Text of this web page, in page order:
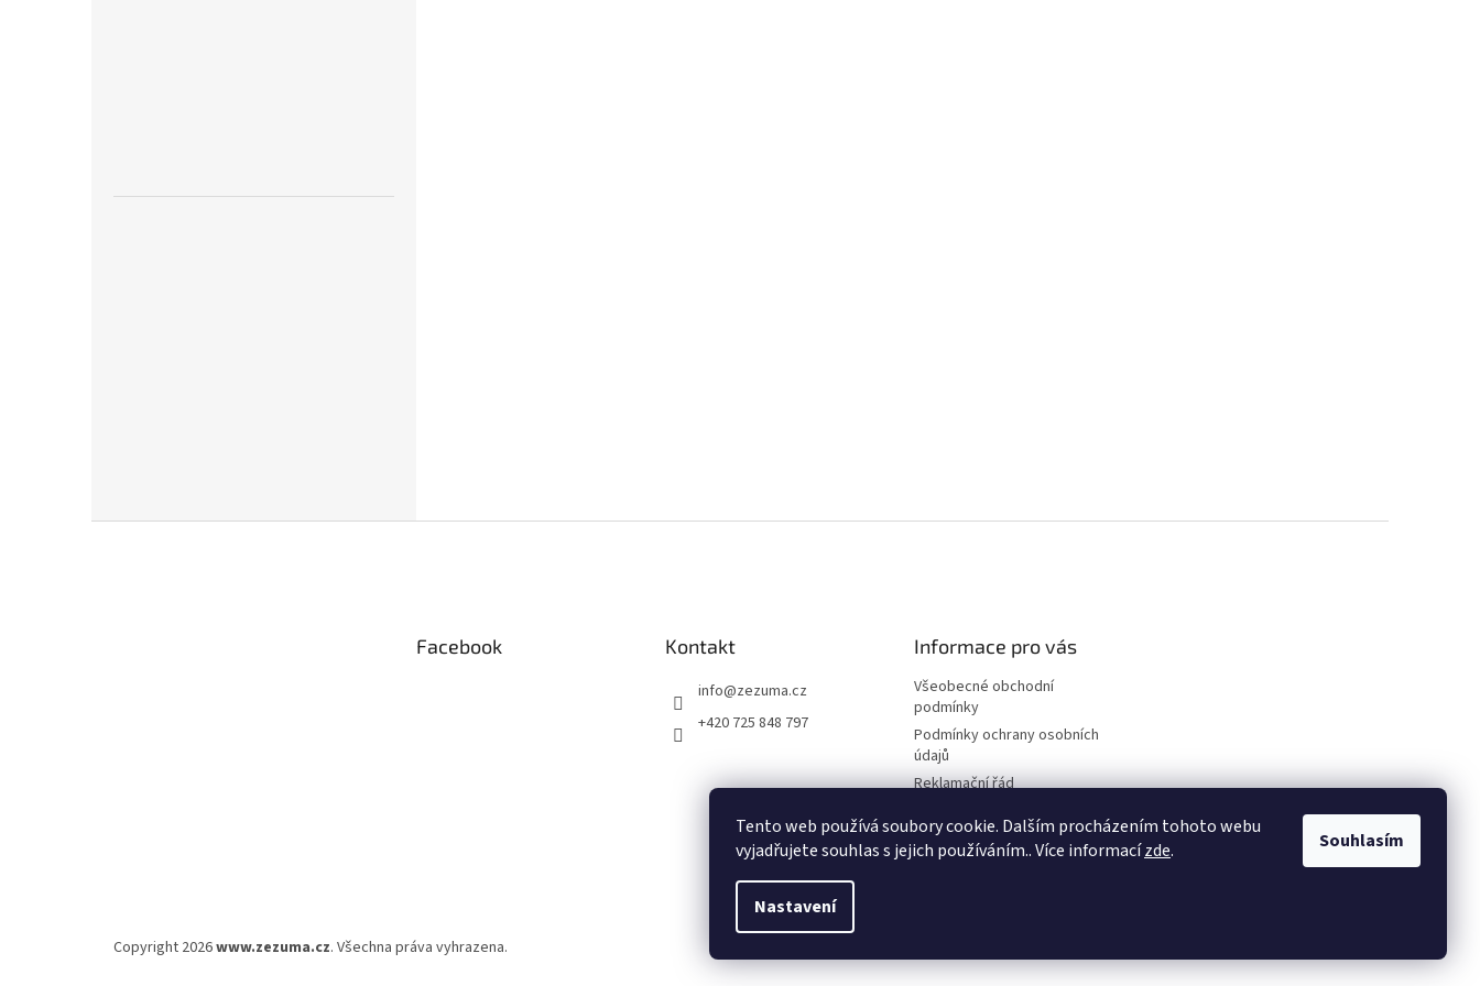
Tento web používá soubory cookie. Dalším procházením tohoto webu
vyjadřujete souhlas s jejich používáním.. Více informacízde.
Nastavení
Souhlasím
Facebook Kontakt
info@zezuma.cz
+420 725 848 797
Informace pro vás
Všeobecné obchodní
podmínky
Podmínky ochrany osobních
údajů
Reklamační řád
kupní smlouvy
Napište nám
Copyright 2026www.zezuma.cz. Všechna práva vyhrazena.